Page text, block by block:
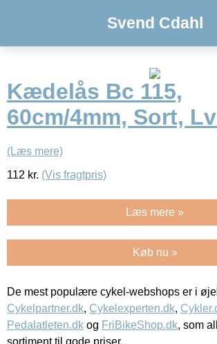
Svend Cdahl
Kædelås Bc 115,
60cm/4mm, Sort,
(Læs mere)
112 kr. (Vis fragtpris)
Læs mere »
Køb nu »
De mest populære cykel-webshops er i
Cykelpartner.dk, Cykelexperten.dk,
Pedalatleten.dk og FriBikeShop.dk, som
sortiment til gode priser.